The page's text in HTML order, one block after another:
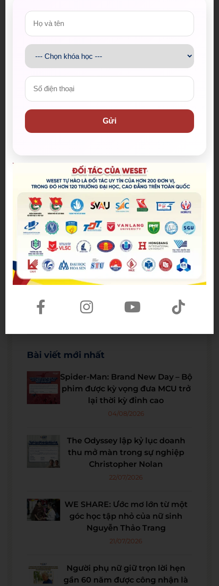
Giải đề mẫu Writing Task 1 dạng Table – Đề ngày 12/
03/2022
Giải đề mẫu Writing Task 1 – Dạng Line Graph có 4 đ
ối tượng
Giải đề mẫu Writing Task 1 ngày 26/02/2022 – Dạng
Bar Chart
Nguyen Thanh Truc
Bài viết mới nhất
Spider-Man: Brand New Day – Bộ
phim được kỳ vọng đưa MCU trở
lại thời kỳ đỉnh cao
04/08/2026
The Odyssey lập kỷ lục doanh
thu mở màn trong sự nghiệp
Christopher Nolan
22/07/2026
WE SHARE: Ước mơ lớn từ một
góc học tập nhỏ của nữ sinh
Nguyễn Thảo Trang
21/07/2026
Người phụ nữ giữ trọn lời hẹn
gần 60 năm được công nhận là
Gửi